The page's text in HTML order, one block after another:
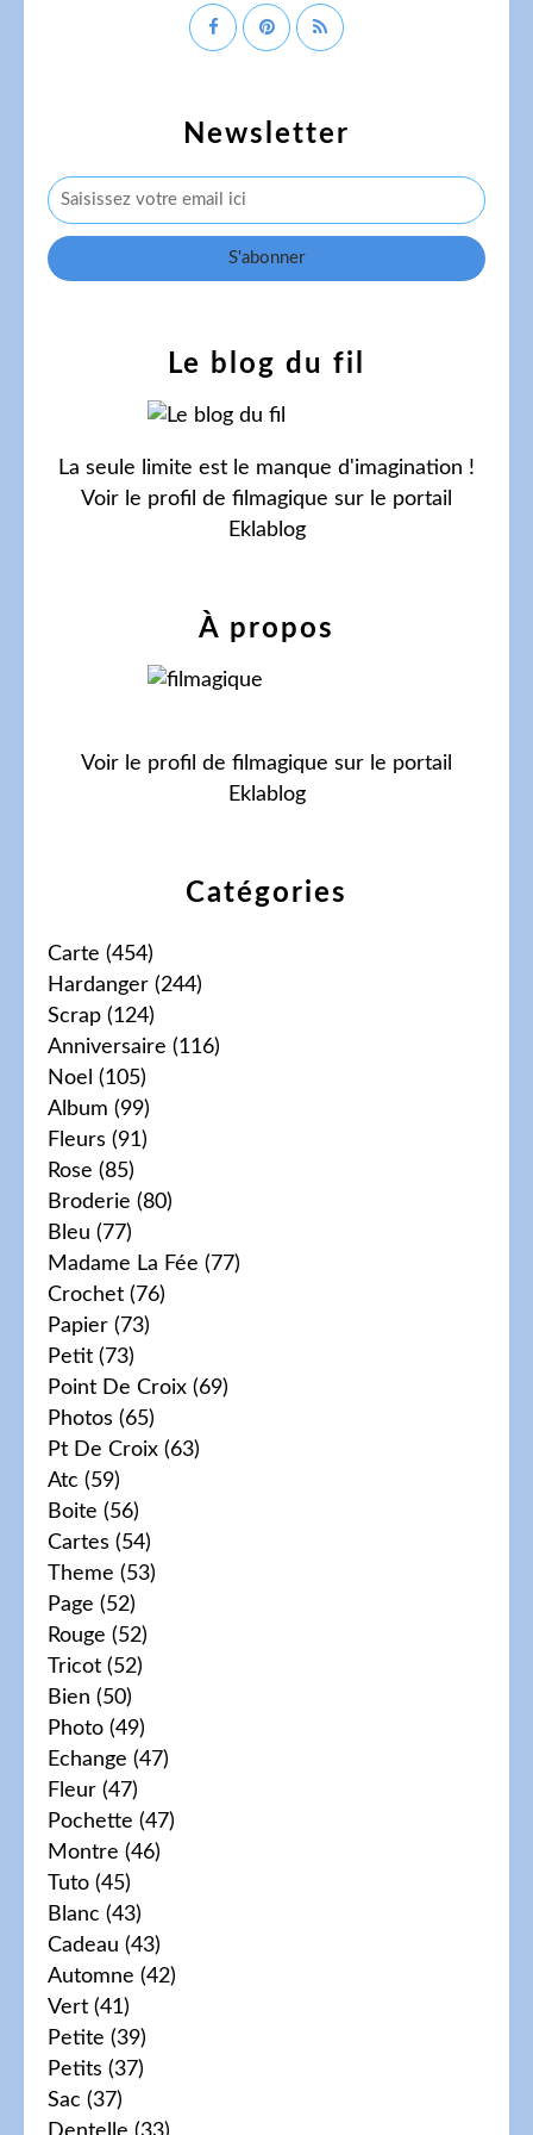
Newsletter
Catégories
Carte (454)
Hardanger (244)
Scrap (124)
Anniversaire (116)
Noel (105)
Album (99)
Fleurs (91)
Rose (85)
Broderie (80)
Bleu (77)
Madame La Fée (77)
Crochet (76)
Papier (73)
Petit (73)
Point De Croix (69)
Photos (65)
Pt De Croix (63)
Atc (59)
Boite (56)
Cartes (54)
Theme (53)
Page (52)
Rouge (52)
Tricot (52)
Bien (50)
Photo (49)
Echange (47)
Fleur (47)
Pochette (47)
Montre (46)
Tuto (45)
Blanc (43)
Cadeau (43)
Automne (42)
Vert (41)
Petite (39)
Petits (37)
Sac (37)
Le blog du fil
La seule limite est le manque d'imagination !
Voir le profil de filmagique sur le portail
Eklablog
À propos
Voir le profil de filmagique sur le portail
Eklablog